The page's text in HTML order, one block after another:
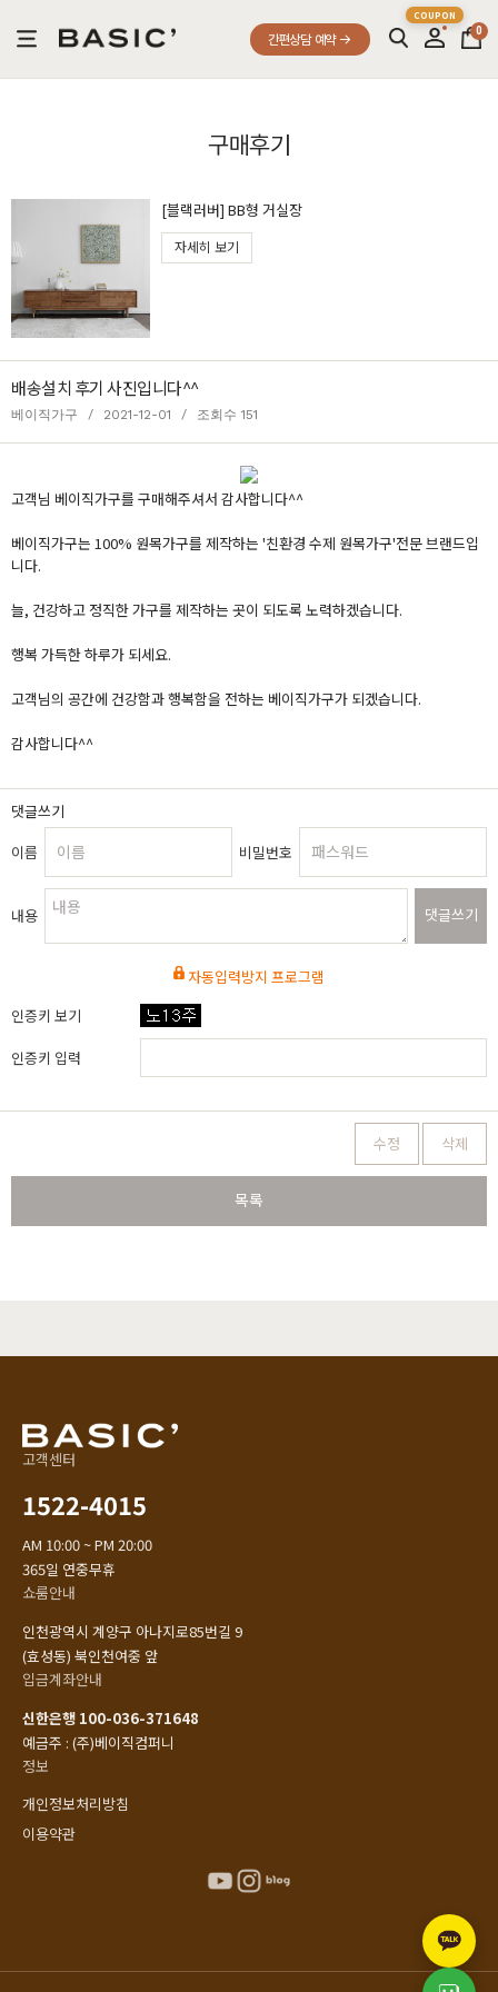
간편상담 예약
0
구매후기
[블랙러버] BB형 거실장
자세히 보기
배송설치 후기 사진입니다^^
베이직가구 / 2021-12-01 / 조회수 151
고객님 베이직가구를 구매해주셔서 감사합니다^^
베이직가구는 100% 원목가구를 제작하는 '친환경 수제 원목가구'전문 브랜드입
니다.
늘, 건강하고 정직한 가구를 제작하는 곳이 되도록 노력하겠습니다.
행복 가득한 하루가 되세요.
고객님의 공간에 건강함과 행복함을 전하는 베이직가구가 되겠습니다.
감사합니다^^
댓글쓰기
이름
비밀번호
내용 댓글쓰기
자동입력방지 프로그램
인증키 보기
인증키 입력
수정 삭제
목록
고객센터
1522-4015
AM 10:00 ~ PM 20:00
365일 연중무휴
쇼룸안내
인천광역시 계양구 아나지로85번길 9
(효성동) 북인천여중 앞
입금계좌안내
신한은행 100-036-371648
예금주 : (주)베이직컴퍼니
정보
개인정보처리방침
이용약관